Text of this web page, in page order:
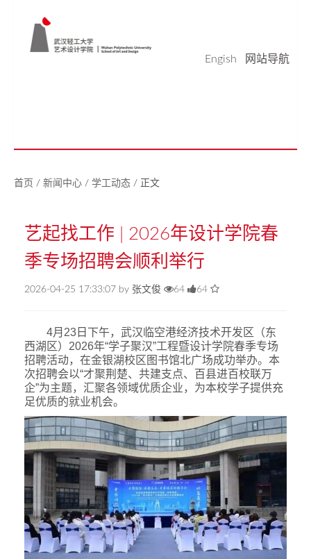
Engish
网站导航
首页 / 新闻中心 / 学工动态 / 正文
艺起找工作 | 2026年设计学院春
季专场招聘会顺利举行
2026-04-25 17:33:07 by 张文俊 64 64
4月 23 日下午，武汉临空港经济技术开发区（东
西湖区） 2026年“学子聚汉”工程暨设计学院春季专场
招聘活动，在金银湖校区图书馆北广场成功举办。本
次招聘会以“才聚荆楚、共建支点、百县进百校联万
企”为主题，汇聚各领域优质企业，为本校学子提供充
足优质的就业机会。